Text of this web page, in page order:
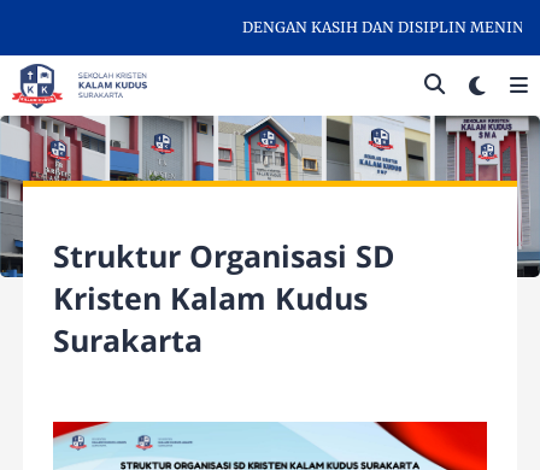
DENGAN KASIH DAN DISIPLIN
Struktur Organisasi SD
Kristen Kalam Kudus
Surakarta